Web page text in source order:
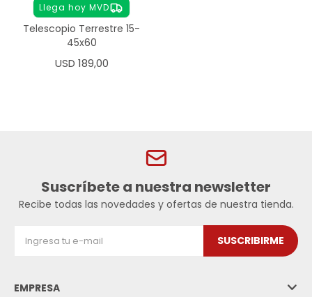
Llega hoy MVD
Telescopio Terrestre 15-
45x60
USD 189,00
Suscríbete a nuestra newsletter
Recibe todas las novedades y ofertas de nuestra tienda.
SUSCRIBIRME
EMPRESA